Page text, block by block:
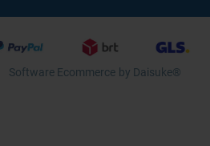
Software Ecommerce by Daisuke®